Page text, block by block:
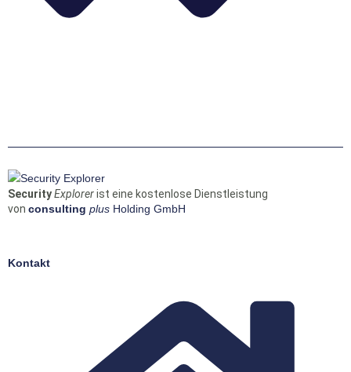
SecurityExplorerist eine kostenlose Dienstleistung
von consulting plus Holding GmbH
Kontakt